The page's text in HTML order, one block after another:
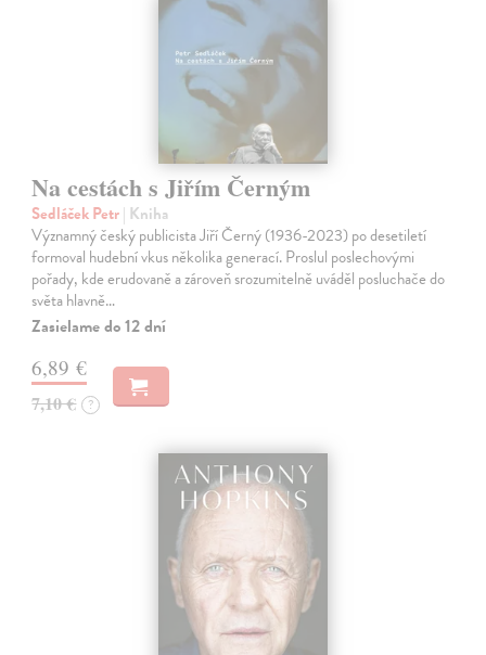
Na cestách s Jiřím Černým
Sedláček Petr| Kniha
Významný český publicista Jiří Černý (1936-2023) po desetiletí
formoval hudební vkus několika generací. Proslul poslechovými
pořady, kde erudovaně a zároveň srozumitelně uváděl posluchače do
světa hlavně…
Zasielame do 12 dní
6,89 €
7,10 € ?